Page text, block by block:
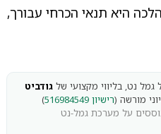
היא תנאי הכרחי עבורך,
נט, בליווי מקצועי של גודביט
מורשה (רישיון 516984549
)
· הנתונים מבוססים על מערכת גמל-נט